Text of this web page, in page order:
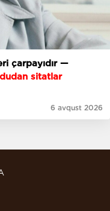
çarpayıdır —
sitatlar
6 avqust 2026